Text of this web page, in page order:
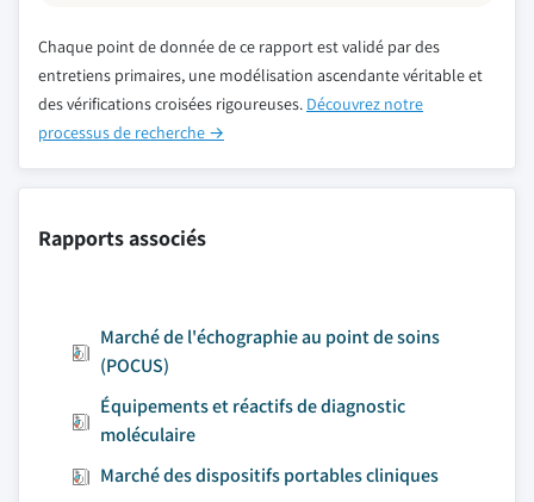
Chaque point de donnée de ce rapport est validé par des
entretiens primaires, une modélisation ascendante véritable et
des vérifications croisées rigoureuses. Découvrez notre
processus de recherche →
Rapports associés
Marché de l'échographie au point de soins
(POCUS)
Équipements et réactifs de diagnostic
moléculaire
Marché des dispositifs portables cliniques